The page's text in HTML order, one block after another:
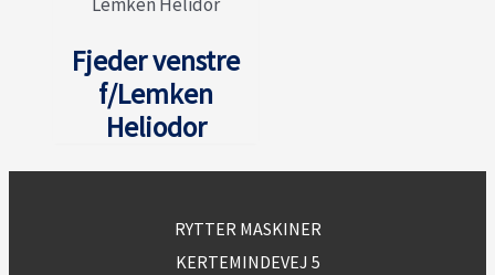
Fjeder venstre
f/Lemken
Heliodor
RYTTER MASKINER
KERTEMINDEVEJ 5